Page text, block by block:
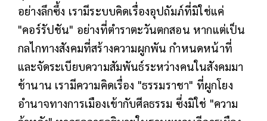
อย่างลึกซึ้ง เรามีระบบคิดเรื่องอุปถัมภ์ที่มิใช่แค่
"คอร์รัปชัน" อย่างที่ตำราตะวันตกสอน หากแต่เป็น
กลไกทางสังคมที่สร้างความผูกพัน กำหนดหน้าที่
และจัดระเบียบความสัมพันธ์ระหว่างคนในสังคมมา
ช้านาน เรามีความคิดเรื่อง "ธรรมราชา" ที่ผูกโยง
อำนาจทางการเมืองเข้ากับศีลธรรม ซึ่งมิใช่ "ความ